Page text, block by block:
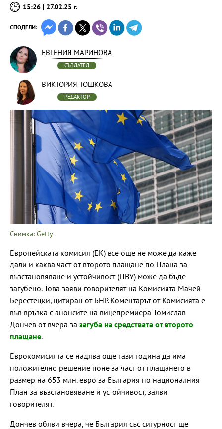
15:26 | 27.02.25 г.
СПОДЕЛИ:
ЕВГЕНИЯ МАРИНОВА
СЪЗДАТЕЛ
ВИКТОРИЯ ТОШКОВА
РЕДАКТОР
Снимка: Getty
Европейската комисия (ЕК) все още не може да каже
дали и каква част от второто плащане по Плана за
възстановяване и устойчивост (ПВУ) може да бъде
загубено. Това заяви говорителят на Комисията Мачей
Берестецки, цитиран от БНР. Коментарът от Комисията е
във връзка с анонсите на вицепремиера Томислав
Дончев от вчера за загуба на средствата от второто
плащане.
Еврокомисията се надява още тази година да има
положително решение поне за част от плащането в
размер на 653 млн. евро за България по националния
План за възстановяване и устойчивост, заяви
говорителят.
Дончев обяви вчера, че България със сигурност ще